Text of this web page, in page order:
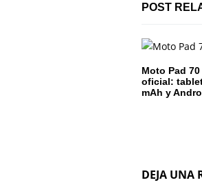
n
d
e
t
POST
Moto Pad
oficial:
mAh y
DEJA UNA